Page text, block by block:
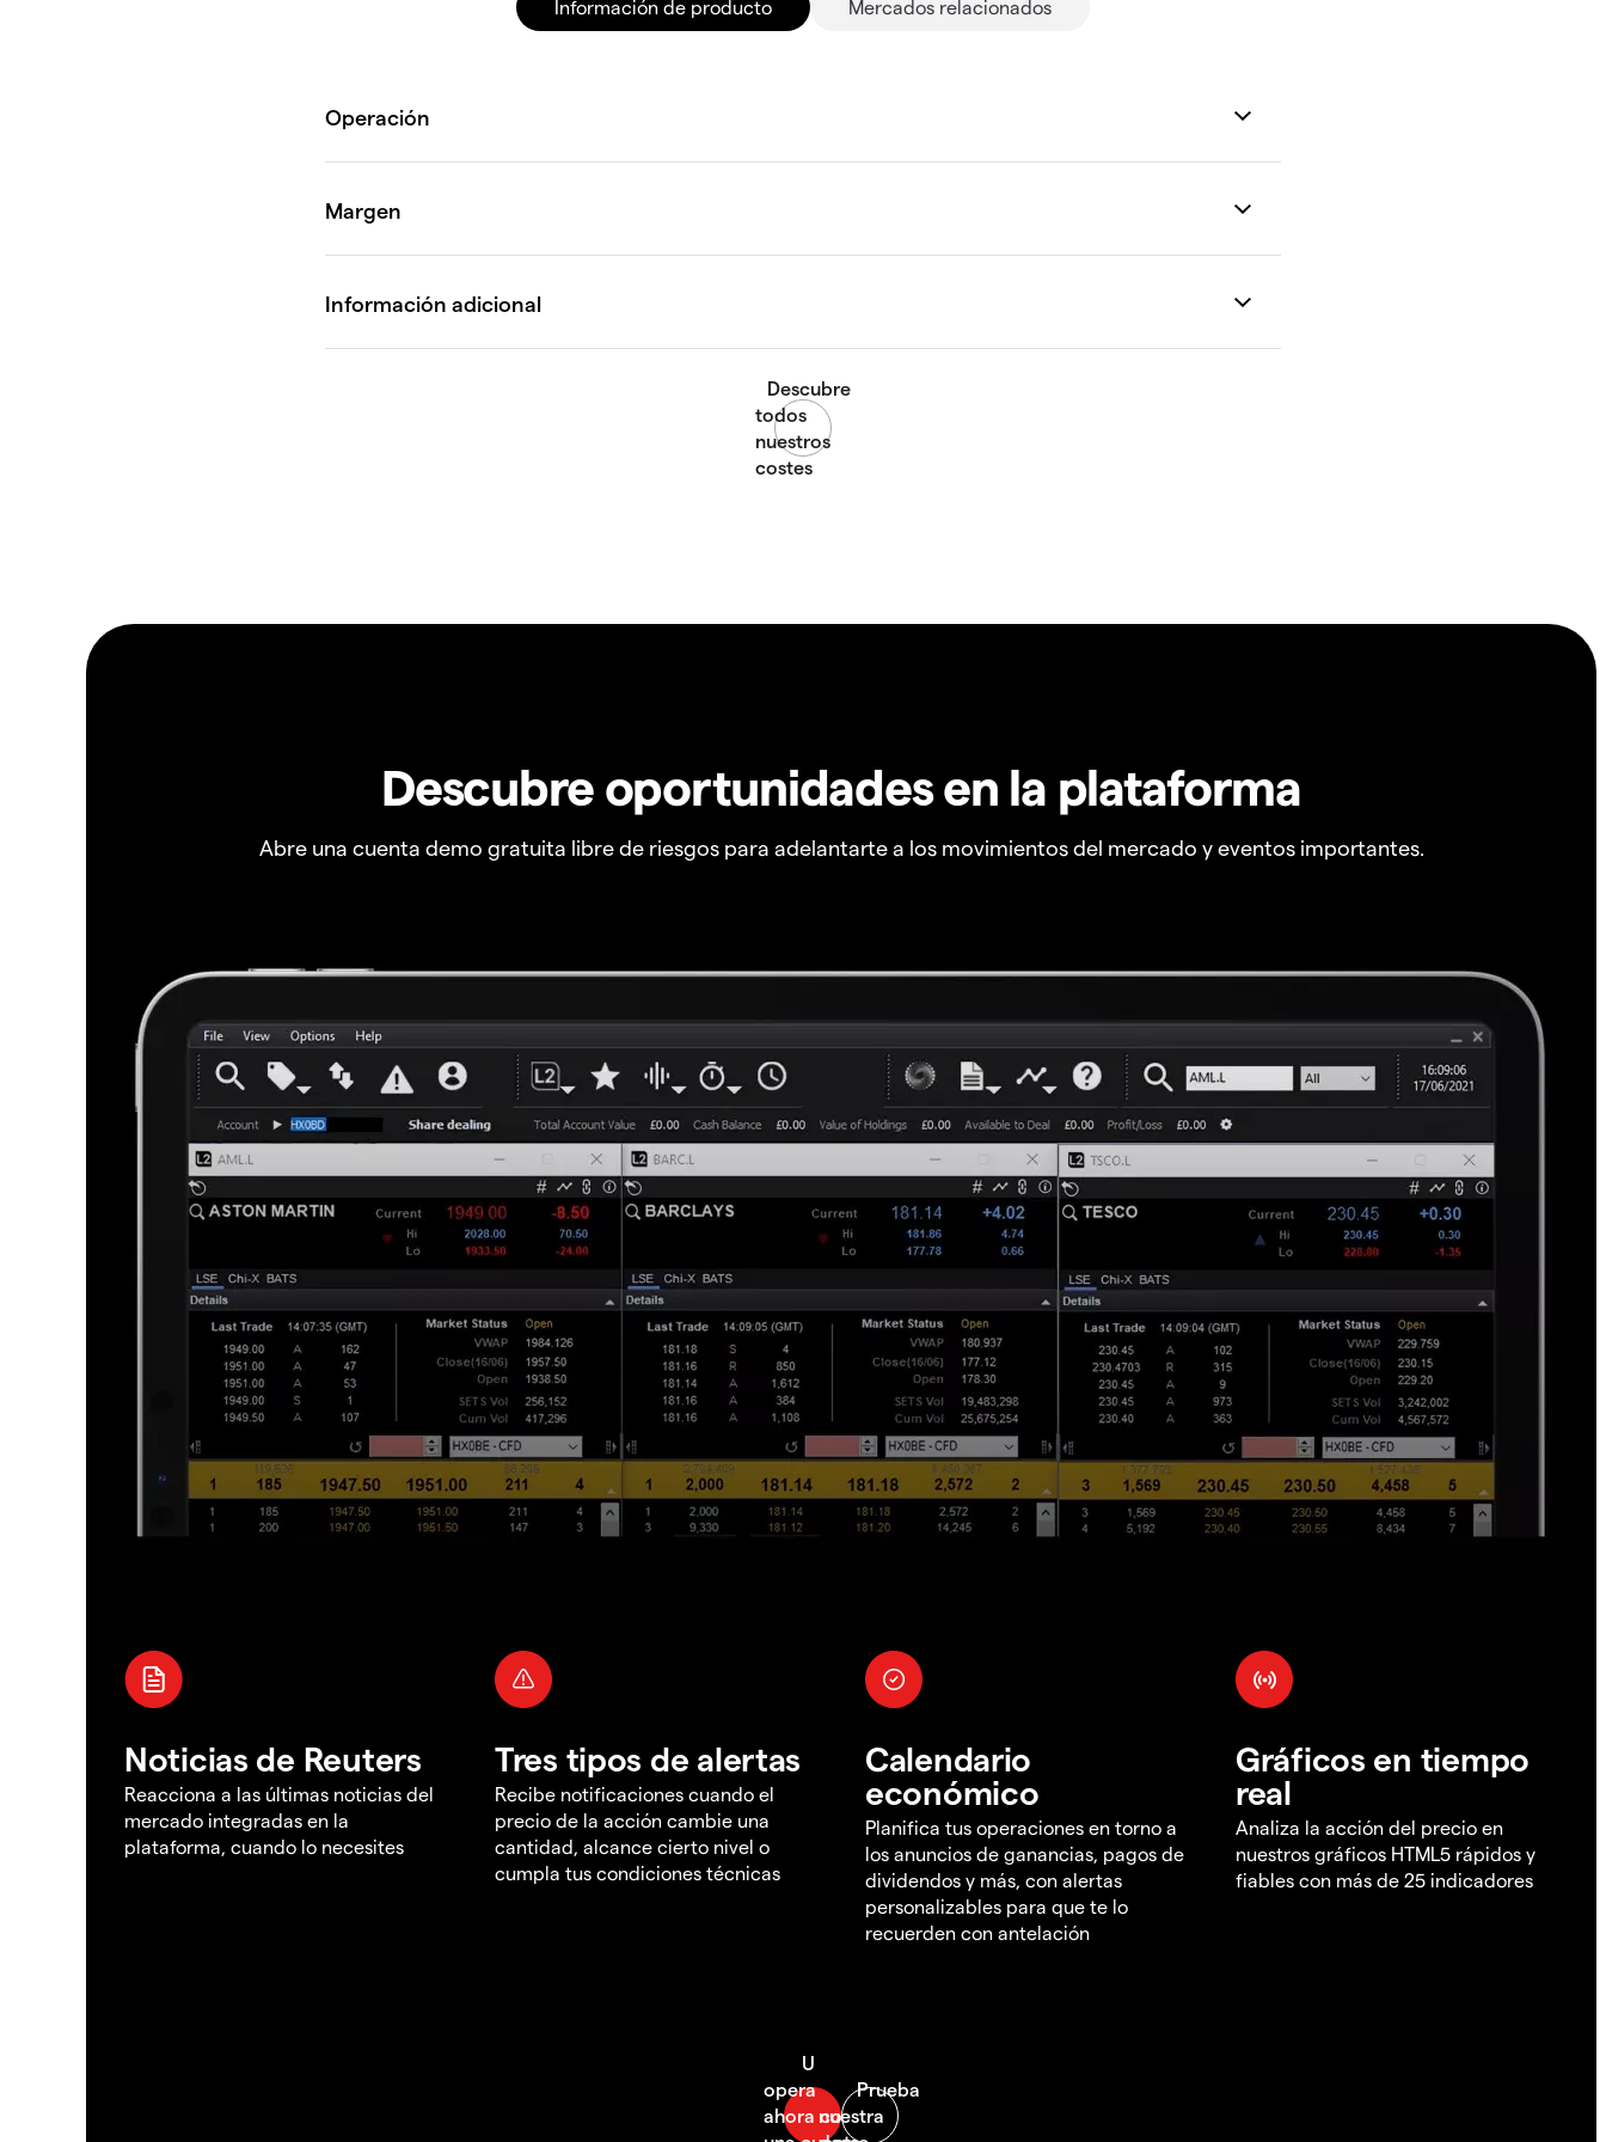
Información de producto Mercados relacionados
Descubre oportunidades en la plataforma
Abre una cuenta demo gratuita libre de riesgos para adelantarte a los movimientos del mercado y eventos importantes.
Noticias de Reuters
Reacciona a las últimas noticias del
mercado integradas en la
plataforma, cuando lo necesites
Tres tipos de alertas
Recibe notificaciones cuando el
precio de la acción cambie una
cantidad, alcance cierto nivel o
cumpla tus condiciones técnicas
Calendario
económico
Planifica tus operaciones en torno a
los anuncios de ganancias, pagos de
dividendos y más, con alertas
personalizables para que te lo
recuerden con antelación
Gráficos en tiempo
real
Analiza la acción del precio en
nuestros gráficos HTML5 rápidos y
fiables con más de 25 indicadores